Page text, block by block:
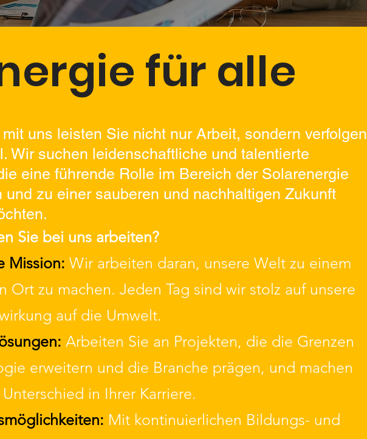
für alle
uns leisten Sie nicht nur Arbeit, sondern verfolgen
Wir suchen leidenschaftliche und talentierte
eine führende Rolle im Bereich der Solarenergie
und zu einer sauberen und nachhaltigen Zukunft
Sie bei uns arbeiten?
Mission: Wir arbeiten daran, unsere Welt zu einem
Ort zu machen. Jeden Tag sind wir stolz auf unsere
auf die Umwelt.
Arbeiten Sie an Projekten, die die Grenzen
erweitern und die Branche prägen, und machen
in Ihrer Karriere.
Mit kontinuierlichen Bildungs- und